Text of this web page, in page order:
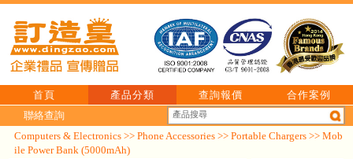
首頁 產品分類 查詢報價
合作案例
聯絡查詢
Computers & Electronics >> Phone Accessories >> Portable Chargers >> Mob
ile Power Bank (5000mAh)